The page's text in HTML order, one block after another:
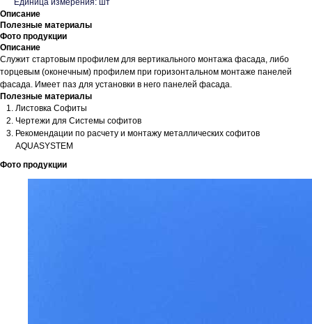
Единица измерения: шт
Описание
Полезные материалы
Фото продукции
Описание
Служит стартовым профилем для вертикального монтажа фасада, либо
торцевым (оконечным) профилем при горизонтальном монтаже панелей
фасада. Имеет паз для установки в него панелей фасада.
Полезные материалы
Листовка Софиты
Чертежи для Системы софитов
Рекомендации по расчету и монтажу металлических софитов
AQUASYSTEM
Фото продукции